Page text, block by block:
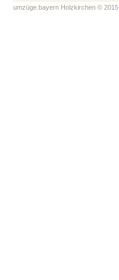
umzüge.bayern Holzkirchen © 2015